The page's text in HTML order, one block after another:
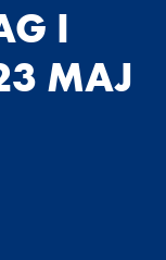
I
MAJ